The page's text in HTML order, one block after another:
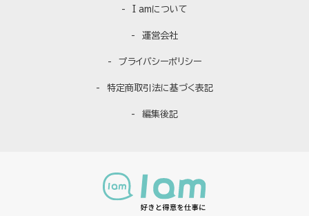
I amについて
運営会社
プライバシーポリシー
特定商取引法に基づく表記
編集後記